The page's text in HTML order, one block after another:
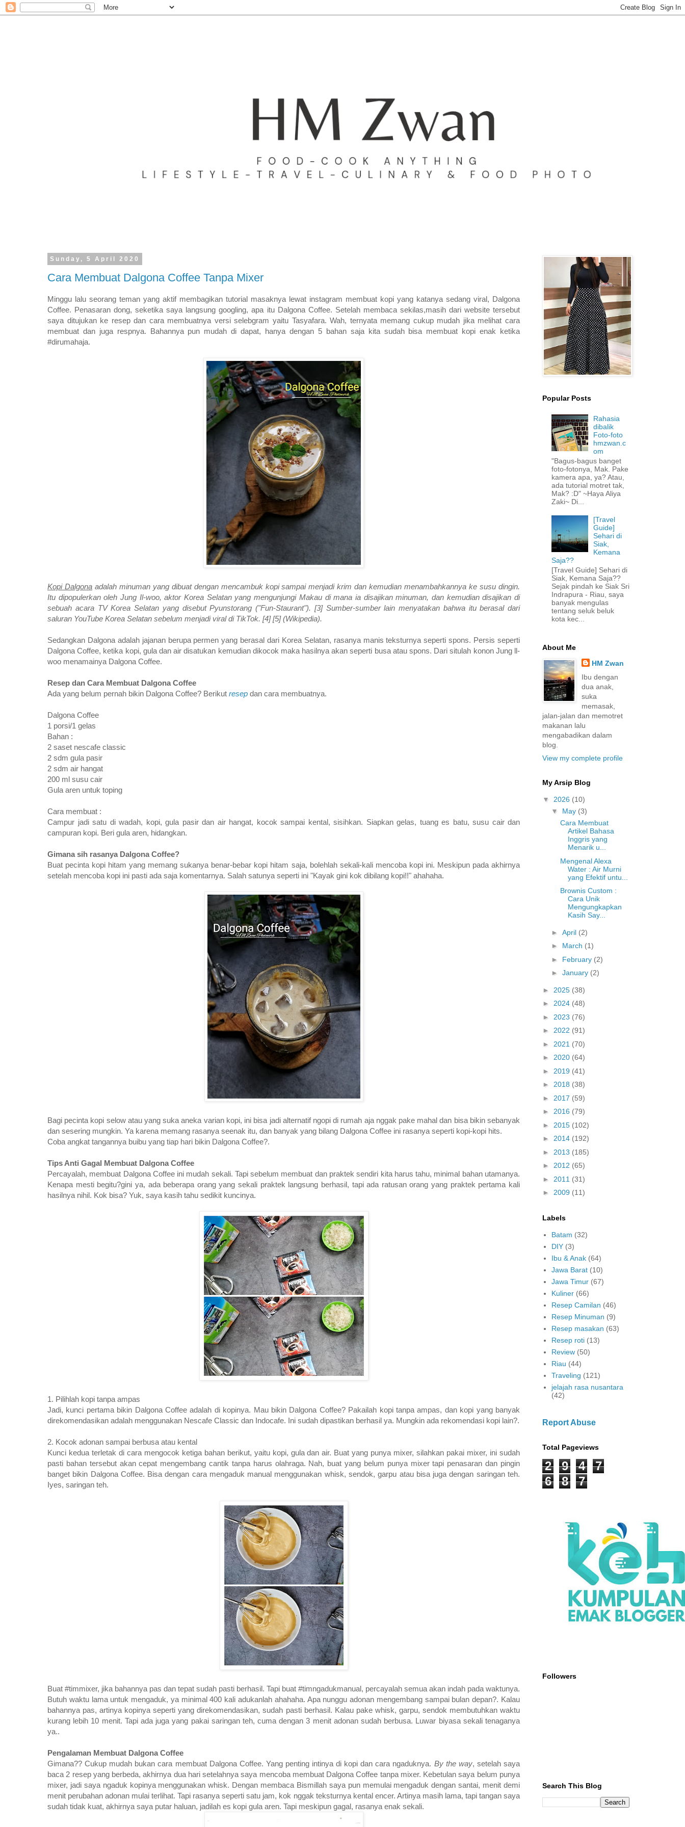
Sunday, 5 April 2020
Cara Membuat Dalgona Coffee Tanpa Mixer
Minggu lalu seorang teman yang aktif membagikan tutorial masaknya lewat instagram membuat kopi yang katanya sedang viral, Dalgona
Coffee. Penasaran dong, seketika saya langsung googling, apa itu Dalgona Coffee. Setelah membaca sekilas,masih dari website tersebut
saya ditujukan ke resep dan cara membuatnya versi selebgram yaitu Tasyafara. Wah, ternyata memang cukup mudah jika melihat cara
membuat dan juga respnya. Bahannya pun mudah di dapat, hanya dengan 5 bahan saja kita sudah bisa membuat kopi enak ketika
#dirumahaja.
Kopi Dalgonaadalah minuman yang dibuat dengan mencambuk kopi sampai menjadi krim dan kemudian menambahkannya ke susu dingin.
Itu dipopulerkan oleh Jung Il-woo, aktor Korea Selatan yang mengunjungi Makau di mana ia disajikan minuman, dan kemudian disajikan di
sebuah acara TV Korea Selatan yang disebut Pyunstorang ("Fun-Staurant"). [3] Sumber-sumber lain menyatakan bahwa itu berasal dari
saluran YouTube Korea Selatan sebelum menjadi viral di TikTok. [4] [5] (Wikipedia).
Sedangkan Dalgona adalah jajanan berupa permen yang berasal dari Korea Selatan, rasanya manis teksturnya seperti spons. Persis seperti
Dalgona Coffee, ketika kopi, gula dan air disatukan kemudian dikocok maka hasilnya akan seperti busa atau spons. Dari situlah konon Jung ll-
woo menamainya Dalgona Coffee.
Resep dan Cara Membuat Dalgona Coffee
Ada yang belum pernah bikin Dalgona Coffee? Berikut resep dan cara membuatnya.
Dalgona Coffee
1 porsi/1 gelas
Bahan :
2 saset nescafe classic
2 sdm gula pasir
2 sdm air hangat
200 ml susu cair
Gula aren untuk toping
Cara membuat :
Campur jadi satu di wadah, kopi, gula pasir dan air hangat, kocok sampai kental, sisihkan. Siapkan gelas, tuang es batu, susu cair dan
campuran kopi. Beri gula aren, hidangkan.
Gimana sih rasanya Dalgona Coffee?
Buat pecinta kopi hitam yang memang sukanya benar-bebar kopi hitam saja, bolehlah sekali-kali mencoba kopi ini. Meskipun pada akhirnya
setelah mencoba kopi ini pasti ada saja komentarnya. Salah satunya seperti ini "Kayak gini kok dibilang kopi!!" ahahaha.
Bagi pecinta kopi selow atau yang suka aneka varian kopi, ini bisa jadi alternatif ngopi di rumah aja nggak pake mahal dan bisa bikin sebanyak
dan sesering mungkin. Ya karena memang rasanya seenak itu, dan banyak yang bilang Dalgona Coffee ini rasanya seperti kopi-kopi hits.
Coba angkat tangannya buibu yang tiap hari bikin Dalgona Coffee?.
Tips Anti Gagal Membuat Dalgona Coffee
Percayalah, membuat Dalgona Coffee ini mudah sekali. Tapi sebelum membuat dan praktek sendiri kita harus tahu, minimal bahan utamanya.
Kenapa mesti begitu?gini ya, ada beberapa orang yang sekali praktek langsung berhasil, tapi ada ratusan orang yang praktek pertama kali
hasilnya nihil. Kok bisa? Yuk, saya kasih tahu sedikit kuncinya.
1. Pilihlah kopi tanpa ampas
Jadi, kunci pertama bikin Dalgona Coffee adalah di kopinya. Mau bikin Dalgona Coffee? Pakailah kopi tanpa ampas, dan kopi yang banyak
direkomendasikan adalah menggunakan Nescafe Classic dan Indocafe. Ini sudah dipastikan berhasil ya. Mungkin ada rekomendasi kopi lain?.
2. Kocok adonan sampai berbusa atau kental
Kunci kedua terletak di cara mengocok ketiga bahan berikut, yaitu kopi, gula dan air. Buat yang punya mixer, silahkan pakai mixer, ini sudah
pasti bahan tersebut akan cepat mengembang cantik tanpa harus olahraga. Nah, buat yang belum punya mixer tapi penasaran dan pingin
banget bikin Dalgona Coffee. Bisa dengan cara mengaduk manual menggunakan whisk, sendok, garpu atau bisa juga dengan saringan teh.
Iyes, saringan teh.
Buat #timmixer, jika bahannya pas dan tepat sudah pasti berhasil. Tapi buat #timngadukmanual, percayalah semua akan indah pada waktunya.
Butuh waktu lama untuk mengaduk, ya minimal 400 kali adukanlah ahahaha. Apa nunggu adonan mengembang sampai bulan depan?. Kalau
bahannya pas, artinya kopinya seperti yang direkomendasikan, sudah pasti berhasil. Kalau pake whisk, garpu, sendok membutuhkan waktu
kurang lebih 10 menit. Tapi ada juga yang pakai saringan teh, cuma dengan 3 menit adonan sudah berbusa. Luwar biyasa sekali tenaganya
ya..
Pengalaman Membuat Dalgona Coffee
Gimana?? Cukup mudah bukan cara membuat Dalgona Coffee. Yang penting intinya di kopi dan cara ngaduknya. By the way, setelah saya
baca 2 resep yang berbeda, akhirnya dua hari setelahnya saya mencoba membuat Dalgona Coffee tanpa mixer. Kebetulan saya belum punya
mixer, jadi saya ngaduk kopinya menggunakan whisk. Dengan membaca Bismillah saya pun memulai mengaduk dengan santai, menit demi
menit perubahan adonan mulai terlihat. Tapi rasanya seperti satu jam, kok nggak teksturnya kental encer. Artinya masih lama, tapi tangan saya
sudah tidak kuat, akhirnya saya putar haluan, jadilah es kopi gula aren. Tapi meskipun gagal, rasanya enak sekali.
Popular Posts
Rahasia
dibalik
Foto-foto
hmzwan.c
om
"Bagus-bagus banget
foto-fotonya, Mak. Pake
kamera apa, ya? Atau,
ada tutorial motret tak,
Mak? :D" ~Haya Aliya
Zaki~ Di...
[Travel
Guide]
Sehari di
Siak,
Kemana
Saja??
[Travel Guide] Sehari di
Siak, Kemana Saja??
Sejak pindah ke Siak Sri
Indrapura - Riau, saya
banyak mengulas
tentang seluk beluk
kota kec...
About Me
HM Zwan
Ibu dengan
dua anak,
suka
memasak,
jalan-jalan dan memotret
makanan lalu
mengabadikan dalam
blog.
View my complete profile
My Arsip Blog
▼ 2026 (10)
▼ May (3)
Cara Membuat
Artikel Bahasa
Inggris yang
Menarik u...
Mengenal Alexa
Water : Air Murni
yang Efektif untu...
Brownis Custom :
Cara Unik
Mengungkapkan
Kasih Say...
► April (2)
► March (1)
► February (2)
► January (2)
► 2025 (38)
► 2024 (48)
► 2023 (76)
► 2022 (91)
► 2021 (70)
► 2020 (64)
► 2019 (41)
► 2018 (38)
► 2017 (59)
► 2016 (79)
► 2015 (102)
► 2014 (192)
► 2013 (185)
► 2012 (65)
► 2011 (31)
► 2009 (11)
Labels
Batam (32)
DIY (3)
Ibu & Anak (64)
Jawa Barat (10)
Jawa Timur (67)
Kuliner (66)
Resep Camilan (46)
Resep Minuman (9)
Resep masakan (63)
Resep roti (13)
Review (50)
Riau (44)
Traveling (121)
jelajah rasa nusantara
(42)
Report Abuse
Total Pageviews
2 9 4
7
6
8 7
Followers
Search This Blog